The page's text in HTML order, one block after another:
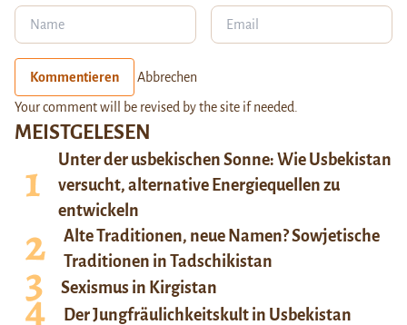
MEISTGELESEN
Unter der usbekischen Sonne: Wie Usbekistan
versucht, alternative Energiequellen zu
entwickeln
Alte Traditionen, neue Namen? Sowjetische
Traditionen in Tadschikistan
Sexismus in Kirgistan
Der Jungfräulichkeitskult in Usbekistan
Kommentieren Abbrechen
Your comment will be revised by the site if needed.